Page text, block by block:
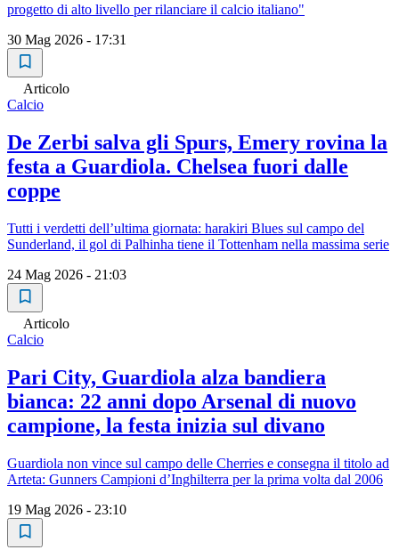
progetto di alto livello per rilanciare il calcio italiano"
30 Mag 2026 - 17:31
Articolo
Calcio
De Zerbi salva gli Spurs, Emery rovina la
festa a Guardiola. Chelsea fuori dalle
coppe
Tutti i verdetti dell’ultima giornata: harakiri Blues sul campo del
Sunderland, il gol di Palhinha tiene il Tottenham nella massima serie
24 Mag 2026 - 21:03
Articolo
Calcio
Pari City, Guardiola alza bandiera
bianca: 22 anni dopo Arsenal di nuovo
campione, la festa inizia sul divano
Guardiola non vince sul campo delle Cherries e consegna il titolo ad
Arteta: Gunners Campioni d’Inghilterra per la prima volta dal 2006
19 Mag 2026 - 23:10